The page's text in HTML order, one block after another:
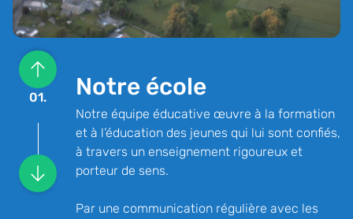
Notre école
Notre équipe éducative œuvre à la formation
et à l’éducation des jeunes qui lui sont confiés,
à travers un enseignement rigoureux et
porteur de sens.
Par une communication régulière avec les
01.